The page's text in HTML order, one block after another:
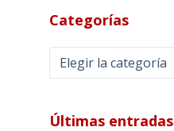
Categorías
Categorías
Últimas entradas